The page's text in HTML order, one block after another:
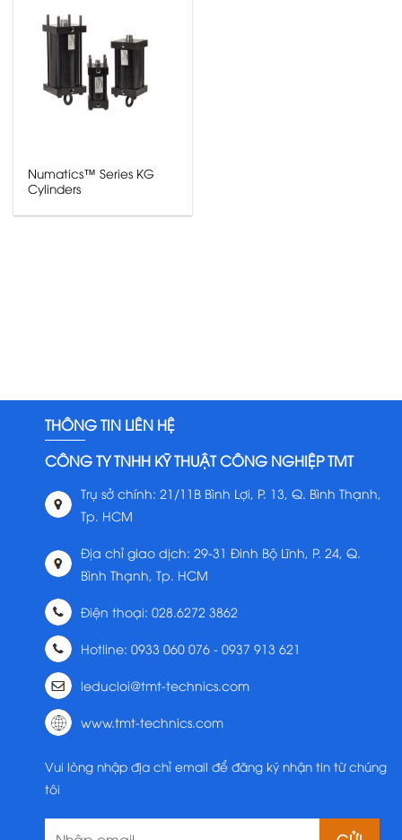
Numatics™ Series KG
Cylinders
THÔNG TIN LIÊN HỆ
CÔNG TY TNHH KỸ THUẬT CÔNG NGHIỆP TMT
Trụ sở chính: 21/11B Bình Lợi, P. 13, Q. Bình Thạnh,
Tp. HCM
Địa chỉ giao dịch: 29-31 Đinh Bộ Lĩnh, P. 24, Q.
Bình Thạnh, Tp. HCM
Điện thoại: 028.6272 3862
Hotline: 0933 060 076 - 0937 913 621
leducloi@tmt-technics.com
www.tmt-technics.com
Vui lòng nhập địa chỉ email để đăng ký nhận tin từ chúng
tôi